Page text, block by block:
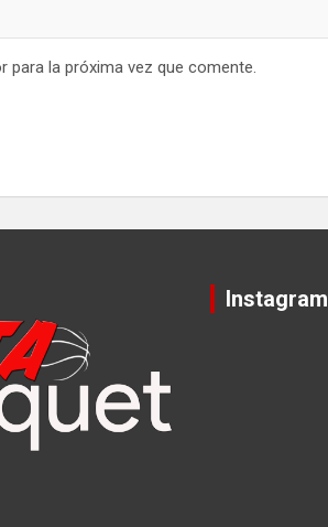
para la próxima vez que comente.
Instagram